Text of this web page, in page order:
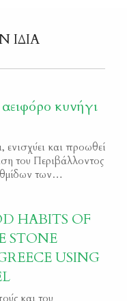
ΙΔΙΑ
κυνήγι
και προωθεί
του Περιβάλλοντος
των
στόχων τους:
της
HABITS OF
STONE
USING